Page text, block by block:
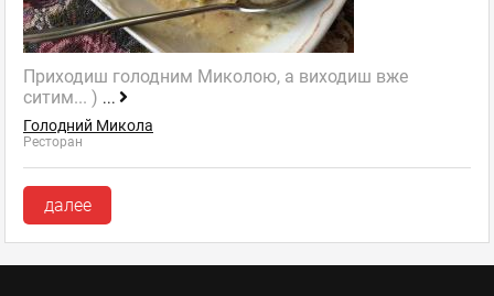
Приходиш голодним Миколою, а виходиш вже
ситим... ) ...
Голодний Микола
Ресторан
далее